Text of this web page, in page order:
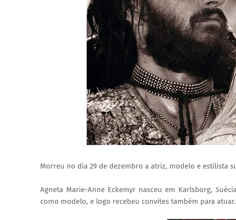
Morreu no dia 29 de dezembro a atriz, modelo e estilista
Agneta Marie-Anne Eckemyr nasceu em Karlsborg,
como modelo, e logo recebeu convites também para atuar.